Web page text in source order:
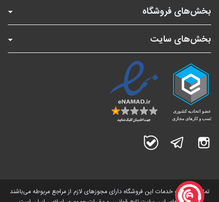
بخش‌های فروشگاه
بخش‌های سایت
اینستاگرام تلگرام
تمامی کالاها و خدمات این فروشگاه دارای مجوز‌های لازم از مراجع مربوطه می‌باشند